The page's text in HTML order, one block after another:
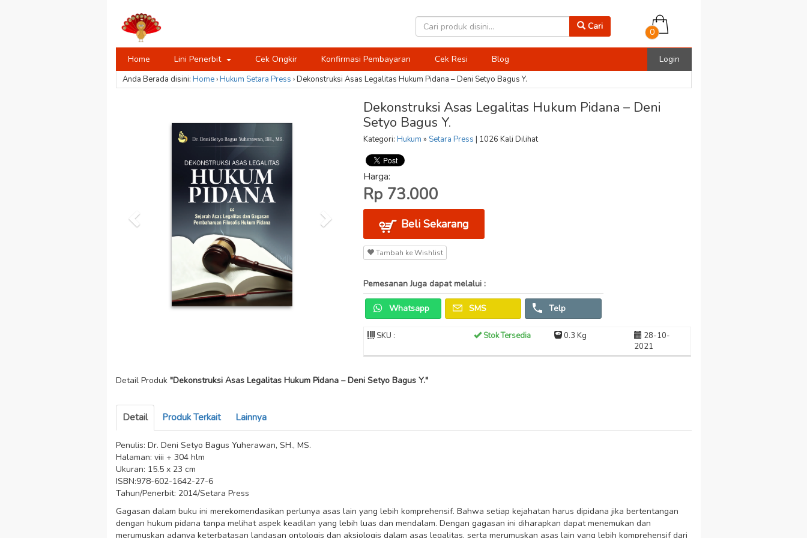
Cari
0
Home Lini Penerbit Cek Ongkir Konfirmasi Pembayaran Cek Resi Blog Login
Anda Berada disini: Home›Hukum Setara Press ›Dekonstruksi Asas Legalitas Hukum Pidana – Deni Setyo Bagus Y.
Dekonstruksi Asas Legalitas Hukum Pidana – Deni
Setyo Bagus Y.
Kategori: Hukum » Setara Press | 1026 Kali Dilihat
Harga:
Rp 73.000
Beli Sekarang
Tambah ke Wishlist
Pemesanan Juga dapat melalui :
Whatsapp SMS Telp
SKU : Stok Tersedia 0.3 Kg
28-10-
2021
Detail Produk "Dekonstruksi Asas Legalitas Hukum Pidana – Deni Setyo Bagus Y."
Detail Produk Terkait Lainnya
Penulis: Dr. Deni Setyo Bagus Yuherawan, SH., MS.
Halaman: viii + 304 hlm
Ukuran: 15.5 x 23 cm
ISBN:978-602-1642-27-6
Tahun/Penerbit: 2014/Setara Press
Gagasan dalam buku ini merekomendasikan perlunya asas lain yang lebih komprehensif. Bahwa setiap kejahatan harus dipidana jika bertentangan
dengan hukum pidana tanpa melihat aspek keadilan yang lebih luas dan mendalam. Dengan gagasan ini diharapkan dapat menemukan dan
merumuskan adanya keterbatasan landasan ontologis dan aksiologis dalam asas legalitas, serta merumuskan asas lain yang lebih komprehensif dari